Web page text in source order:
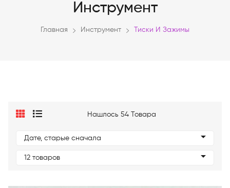
Инструмент
Главная Инструмент Тиски И Зажимы
Нашлось 54 Товара
Дате, старые сначала
12 товаров